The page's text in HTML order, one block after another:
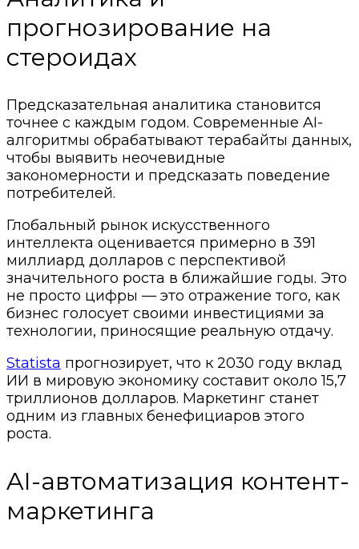
прогнозирование на
стероидах
Предсказательная аналитика становится
точнее с каждым годом. Современные AI-
алгоритмы обрабатывают терабайты данных,
чтобы выявить неочевидные
закономерности и предсказать поведение
потребителей.
Глобальный рынок искусственного
интеллекта оценивается примерно в 391
миллиард долларов с перспективой
значительного роста в ближайшие годы. Это
не просто цифры — это отражение того, как
бизнес голосует своими инвестициями за
технологии, приносящие реальную отдачу.
Statista прогнозирует, что к 2030 году вклад
ИИ в мировую экономику составит около 15,7
триллионов долларов. Маркетинг станет
одним из главных бенефициаров этого
роста.
AI-автоматизация контент-
маркетинга